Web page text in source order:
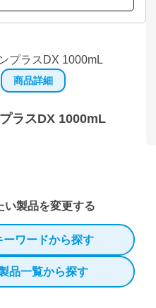
商品詳細
ラスDX 1000mL
い製品を変更する
ーワードから探す
品一覧から探す